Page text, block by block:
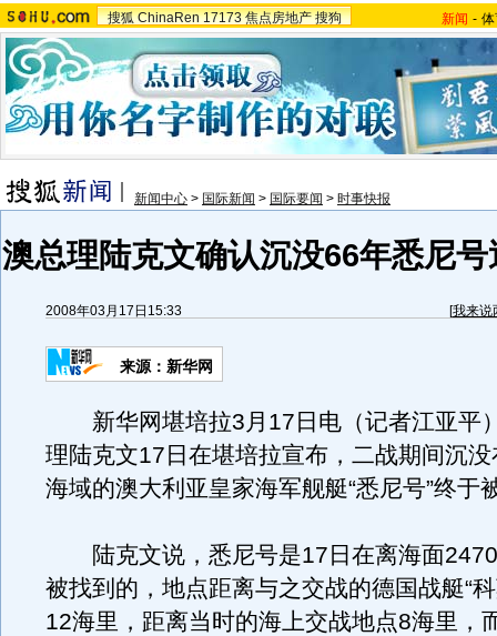
搜狐 ChinaRen 17173 焦点房地产 搜狗 新闻 -
新闻中心 > 国际新闻 > 国际要闻 > 时事快报
澳总理陆克文确认沉没66年悉尼
2008年03月17日15:33 [我来说
来源：新华网
新华网堪培拉3月17日电（记者江亚平
理陆克文17日在堪培拉宣布，二战期间沉
海域的澳大利亚皇家海军舰艇“悉尼号”终于
陆克文说，悉尼号是17日在离海面
被找到的，地点距离与之交战的德国战艇“
12海里，距离当时的海上交战地点8海里，